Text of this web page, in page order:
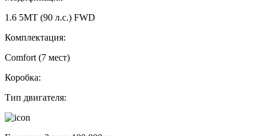
1.6 5МТ (90 л.с.) FWD
Комплектация:
Comfort (7 мест)
Коробка:
Тип двигателя: